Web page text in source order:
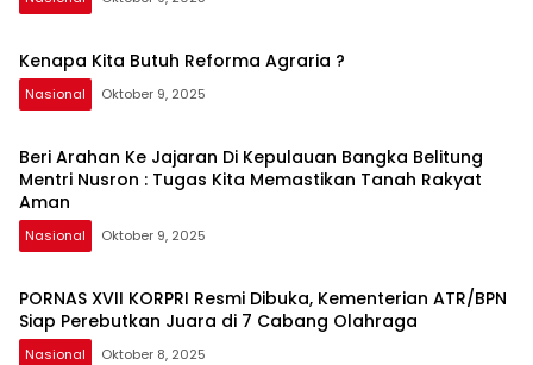
Kenapa Kita Butuh Reforma Agraria ?
Nasional Oktober 9, 2025
Beri Arahan Ke Jajaran Di Kepulauan Bangka Belitung
Mentri Nusron : Tugas Kita Memastikan Tanah Rakyat
Aman
Nasional Oktober 9, 2025
PORNAS XVII KORPRI Resmi Dibuka, Kementerian ATR/BPN
Siap Perebutkan Juara di 7 Cabang Olahraga
Nasional Oktober 8, 2025